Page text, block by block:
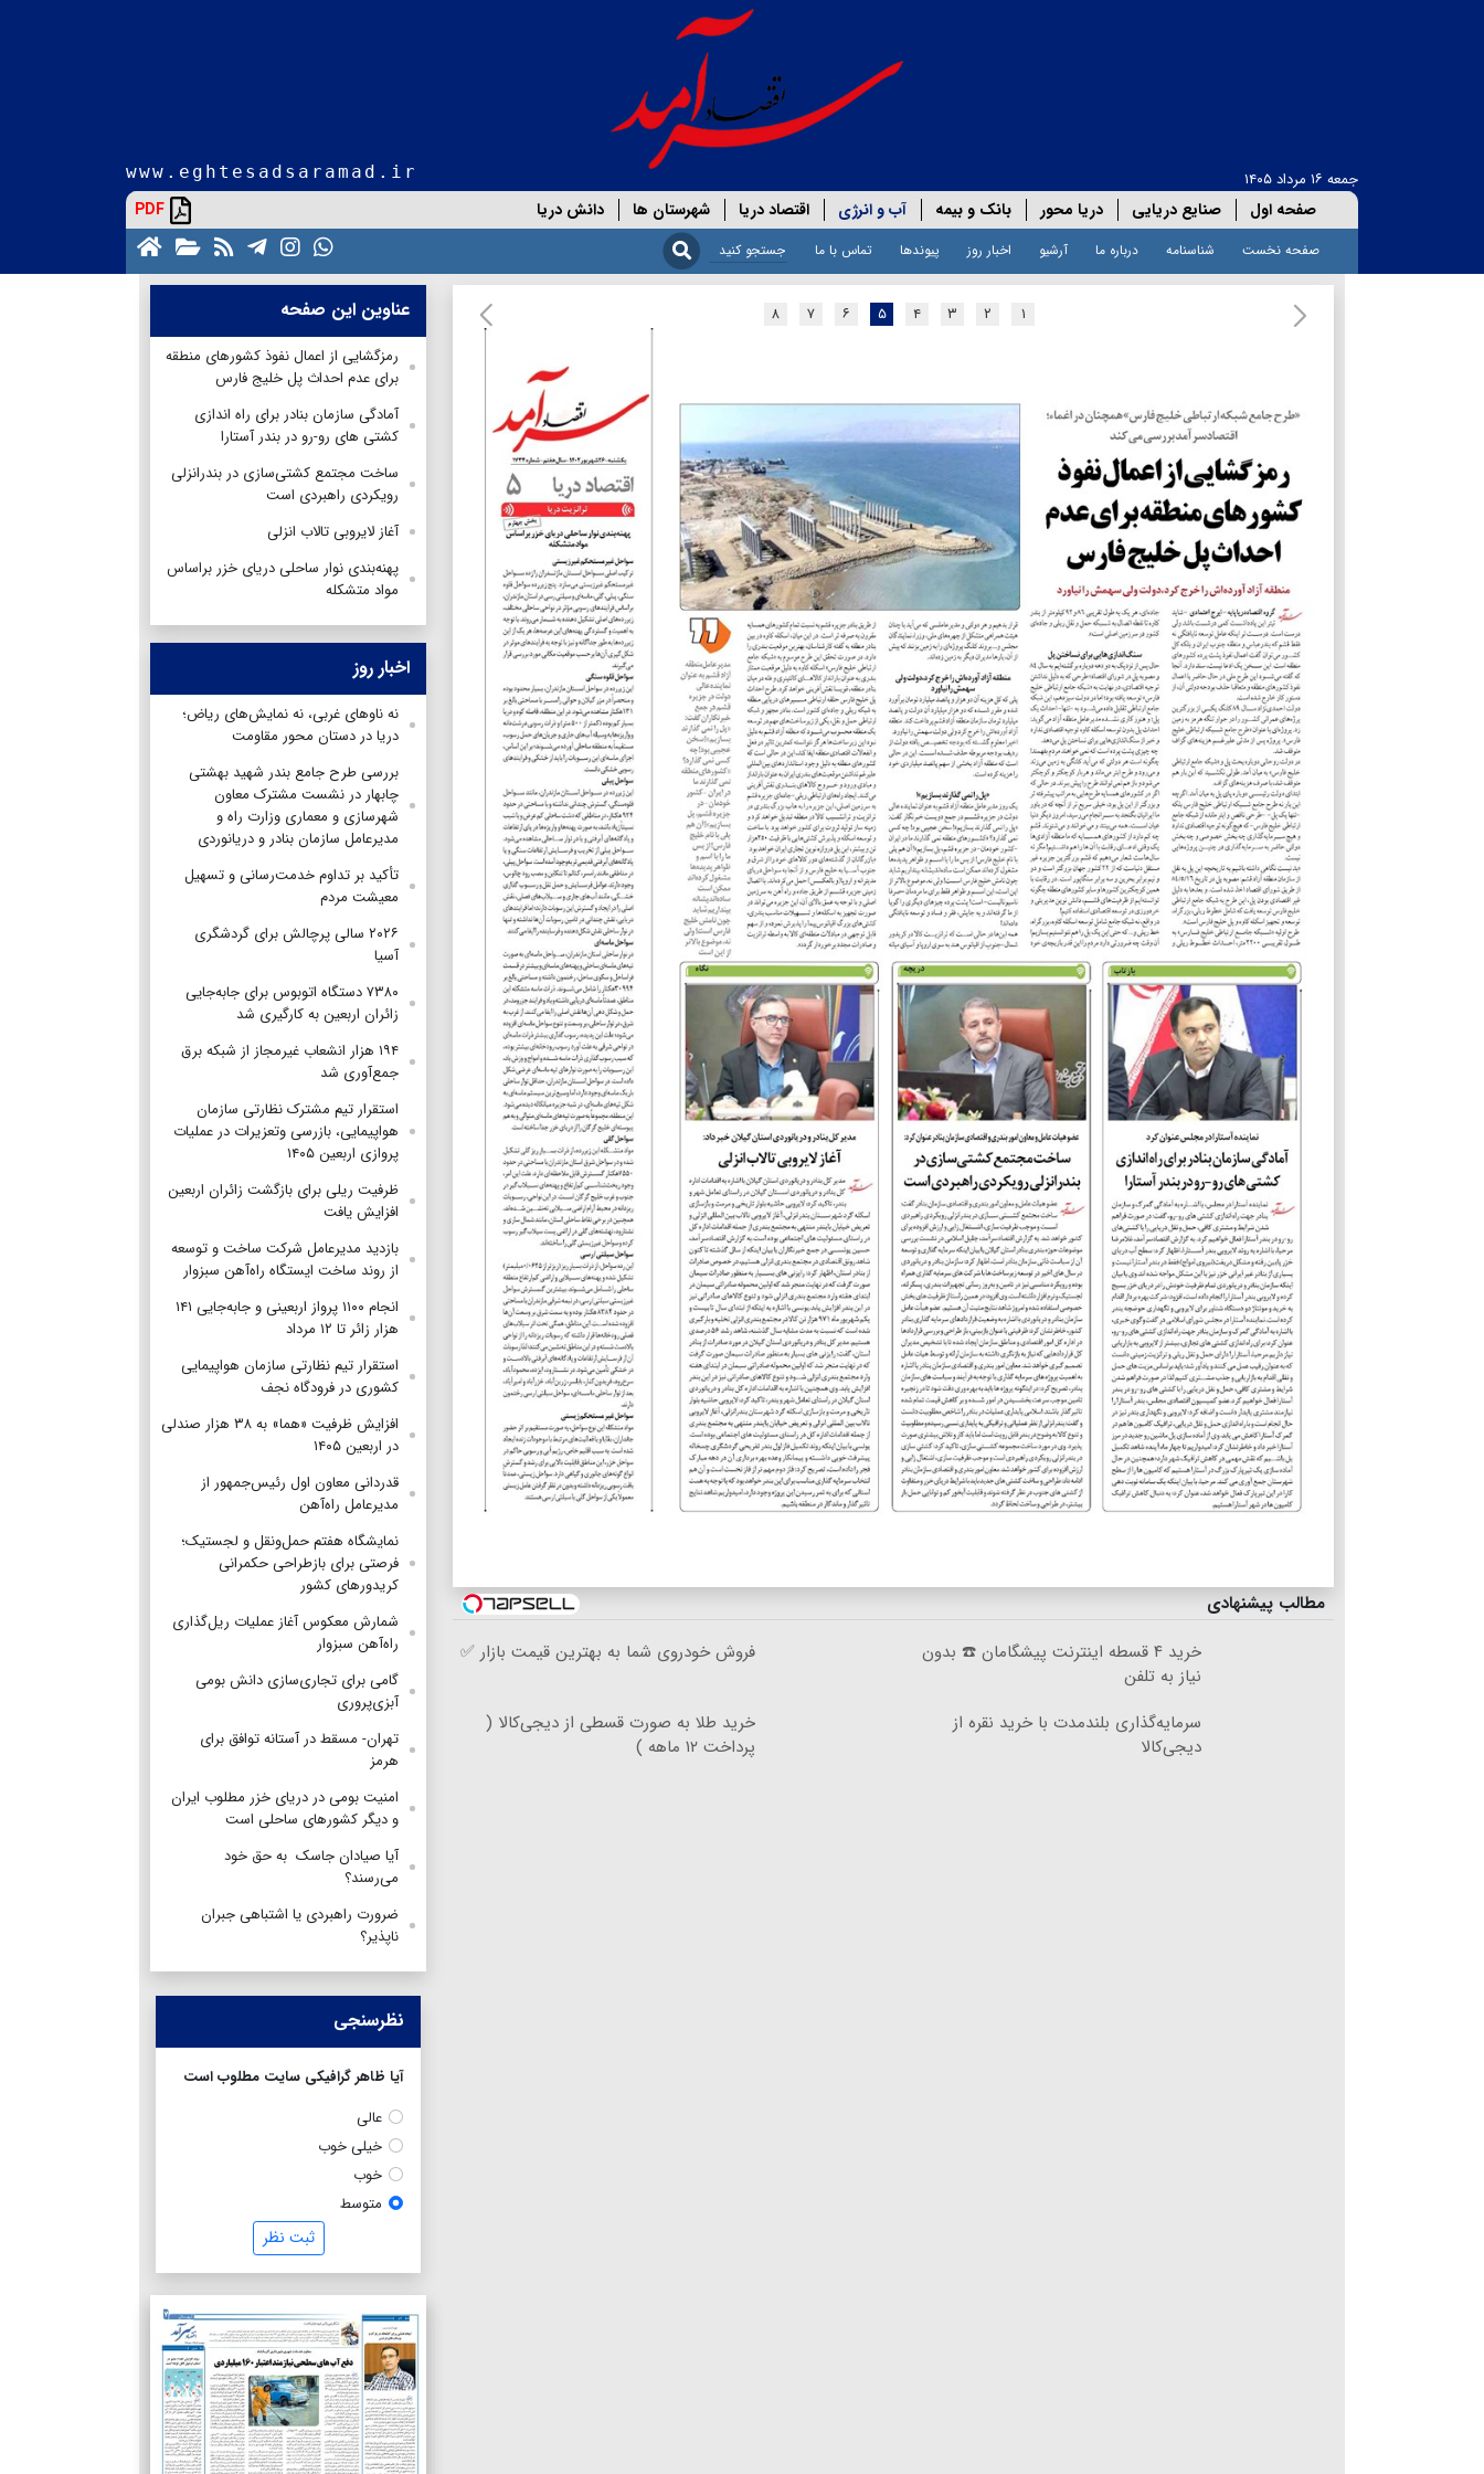
جمعه ۱۶ مرداد ۱۴۰۵ www.eghtesadsaramad.ir
صفحه اول صنایع دریایی دریا محور بانک و بیمه آب و انرژی اقتصاد دریا شهرستان ها دانش دریا PDF
صفحه نخست شناسنامه درباره ما آرشیو اخبار روز پیوندها تماس با ما
۱ ۲ ۳ ۴ ۵ ۶ ۷ ۸
مطالب پیشنهادی
خرید ۴ قسطه اینترنت پیشگامان ☎️ بدون
نیاز به تلفن
فروش خودروی شما به بهترین قیمت بازار ✅
سرمایه‌گذاری بلندمدت با خرید نقره از
دیجی‌کالا
خرید طلا به صورت قسطی از دیجی‌کالا (
پرداخت ۱۲ ماهه )
عناوین این صفحه
رمزگشایی از اعمال نفوذ کشورهای منطقه
برای عدم احداث پل خلیج فارس
آمادگی سازمان بنادر برای راه اندازی
کشتی های رو-رو در بندر آستارا
ساخت مجتمع کشتی‌سازی در بندرانزلی
رویکردی راهبردی است
آغاز لایروبی تالاب انزلی
پهنه‌بندی نوار ساحلی دریای خزر براساس
مواد متشکله
اخبار روز
نه ناوهای غربی، نه نمایش‌های ریاض؛
دریا در دستان محور مقاومت
بررسی طرح جامع بندر شهید بهشتی
چابهار در نشست مشترک معاون
شهرسازی و معماری وزارت راه و
مدیرعامل سازمان بنادر و دریانوردی
تأکید بر تداوم خدمت‌رسانی و تسهیل
معیشت مردم
۲۰۲۶ سالی پرچالش برای گردشگری
آسیا
۷۳۸۰ دستگاه اتوبوس برای جابه‌جایی
زائران اربعین به‌ کارگیری شد
۱۹۴ هزار انشعاب غیرمجاز از شبکه برق
جمع‌آوری شد
استقرار تیم مشترک نظارتی سازمان
هواپیمایی، بازرسی وتعزیرات در عملیات
پروازی اربعین ۱۴۰۵
ظرفیت ریلی برای بازگشت زائران اربعین
افزایش یافت
بازدید مدیرعامل شرکت ساخت و توسعه
از روند ساخت ایستگاه راه‌آهن سبزوار
انجام ۱۱۰۰ پرواز اربعینی و جابه‌جایی ۱۴۱
هزار زائر تا ۱۲ مرداد
استقرار تیم‌ نظارتی سازمان هواپیمایی
کشوری در فرودگاه نجف
افزایش ظرفیت «هما» به ۳۸ هزار صندلی
در اربعین ۱۴۰۵
قدردانی معاون اول رئیس‌جمهور از
مدیرعامل راه‌آهن
نمایشگاه هفتم حمل‌ونقل و لجستیک؛
فرصتی برای بازطراحی حکمرانی
کریدورهای کشور
شمارش معکوس آغاز عملیات ریل‌گذاری
راه‌آهن سبزوار
گامی برای تجاری‌سازی دانش بومی
آبزی‌پروری
تهران- مسقط در آستانه توافق برای
هرمز
امنیت بومی در دریای خزر مطلوب ایران
و دیگر کشورهای ساحلی است
آیا صیادان جاسک به حق خود
می‌رسند؟
ضرورت راهبردی یا اشتباهی جبران
ناپذیر؟
نظرسنجی
آیا ظاهر گرافیکی سایت مطلوب است
عالی
خیلی خوب
خوب
متوسط
ثبت نظر